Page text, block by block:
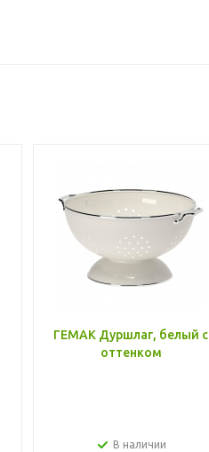
ГЕМАК Дуршлаг, белый с
оттенком
В наличии